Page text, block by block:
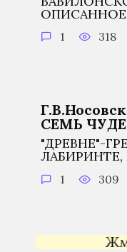
ОПИСАННОЕ
1 318
СЕМЬ
"ДРЕВНЕ"-
1 309
Жми